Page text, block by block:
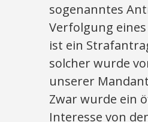
sogenanntes
Verfolgung
ist ein
solcher wurde
unserer
Zwar wurde ein
Interesse von